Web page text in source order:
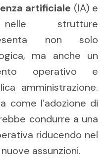
artificiale (IA) e
nelle strutture
non solo
ma anche un
operativo e
amministrazione.
come l’adozione di
condurre a una
riducendo nel
assunzioni.